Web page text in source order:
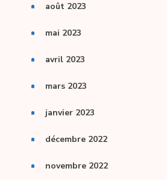
août 2023
mai 2023
avril 2023
mars 2023
janvier 2023
décembre 2022
novembre 2022